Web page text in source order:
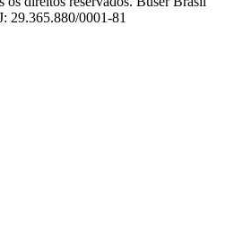
29.365.880/0001-81